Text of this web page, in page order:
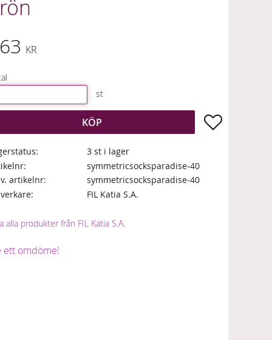
KR
st
KÖP Lägg till i
3 st i lager
symmetricsocksparadise-40
artikelnr
symmetricsocksparadise-40
FIL Katia S.A.
alla produkter från FIL Katia S.A.
ett omdöme!